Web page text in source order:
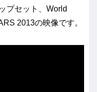
プセット、World
2013の映像です。